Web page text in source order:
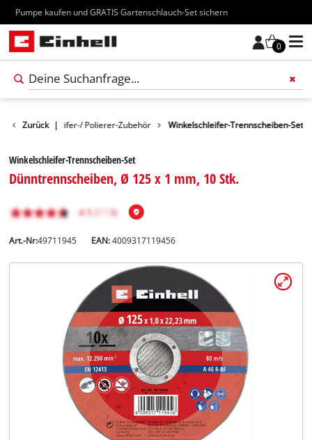
Kostenloser Versand ab 70€
0
Deutsch
English
Zurück |
Winkelschleifer-/ Polierer-Zubehör Winkelschleifer-Trennscheiben-Set
Winkelschleifer-Trennscheiben-Set
Dünntrennscheiben, Ø 125 x 1 mm, 10 Stk.
Art.-Nr:49711945 EAN:4009317119456